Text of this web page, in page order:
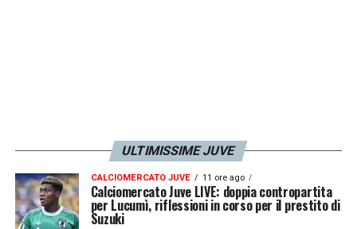
ULTIMISSIME JUVE
CALCIOMERCATO JUVE 11 ore ago
Calciomercato Juve LIVE: doppia contropartita
per Lucumì, riflessioni in corso per il prestito di
Suzuki